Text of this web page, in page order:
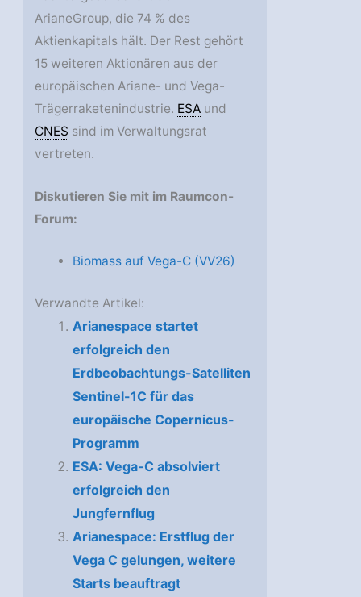
ArianeGroup, die 74 % des
Aktienkapitals hält. Der Rest gehört
15 weiteren Aktionären aus der
europäischen Ariane- und Vega-
Trägerraketenindustrie. ESA und
CNES sind im Verwaltungsrat
vertreten.
Diskutieren Sie mit im Raumcon-
Forum:
Biomass auf Vega-C (VV26)
Verwandte Artikel:
Arianespace startet
erfolgreich den
Erdbeobachtungs-Satelliten
Sentinel-1C für das
europäische Copernicus-
Programm
ESA: Vega-C absolviert
erfolgreich den
Jungfernflug
Arianespace: Erstflug der
Vega C gelungen, weitere
Starts beauftragt